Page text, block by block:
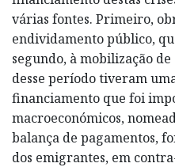
várias fontes. Primeiro,
endividamento público,
segundo, à mobilização
desse período tiveram
financiamento que foi
macroeconómicos,
balança de pagamentos,
dos emigrantes, em